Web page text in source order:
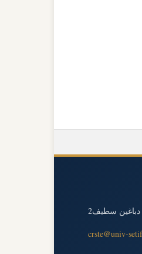
crste@univ-